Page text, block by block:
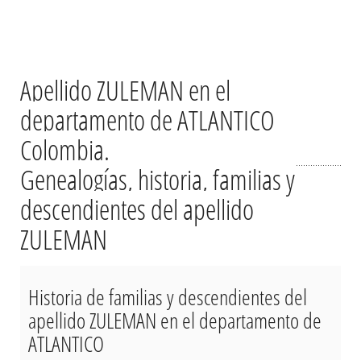
Apellido ZULEMAN en el
departamento de ATLANTICO
Colombia.
Genealogías, historia, familias y
descendientes del apellido
ZULEMAN
Historia de familias y descendientes del
apellido ZULEMAN en el departamento de
ATLANTICO